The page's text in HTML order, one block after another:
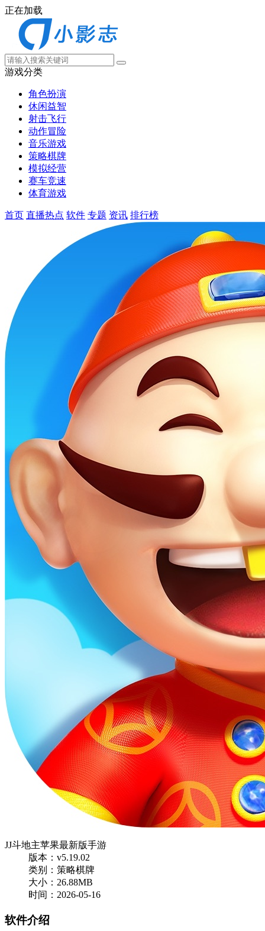
正在加载
游戏分类
角色扮演
休闲益智
射击飞行
动作冒险
音乐游戏
策略棋牌
模拟经营
赛车竞速
体育游戏
首页 直播热点 软件 专题 资讯 排行榜
JJ斗地主苹果最新版手游
版本：v5.19.02
类别：策略棋牌
大小：26.88MB
时间：2026-05-16
软件介绍